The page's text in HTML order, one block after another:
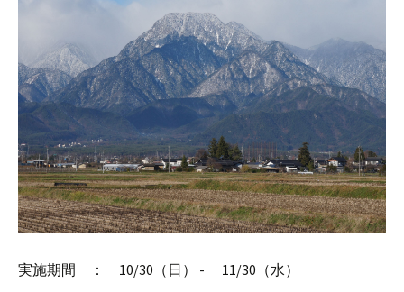
実施期間 ： 10/30（日） - 11/30（水）